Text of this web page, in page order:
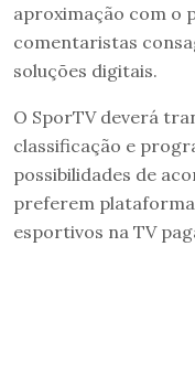
aproximação com o
comentaristas
soluções digitais.
O SporTV deverá
classificação e
possibilidades de
preferem
esportivos na TV